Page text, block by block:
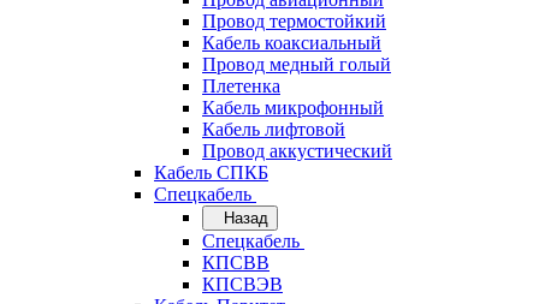
Провод термостойкий
Кабель коаксиальный
Провод медный голый
Плетенка
Кабель микрофонный
Кабель лифтовой
Провод аккустический
Кабель СПКБ
Спецкабель
Назад
Спецкабель
КПСВВ
КПСВЭВ